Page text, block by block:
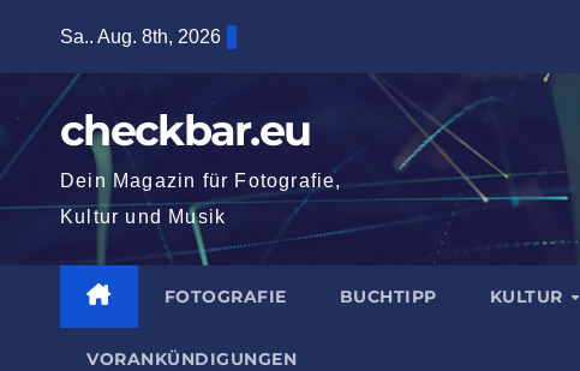
springen
Sa.. Aug. 8th, 2026
checkbar.eu
Dein Magazin für Fotografie,
Kultur und Musik
FOTOGRAFIE BUCHTIPP KULTUR
VORANKÜNDIGUNGEN